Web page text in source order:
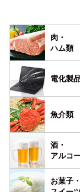
肉・
ハム類
電化製
魚介類
酒・
アルコ
お菓子・